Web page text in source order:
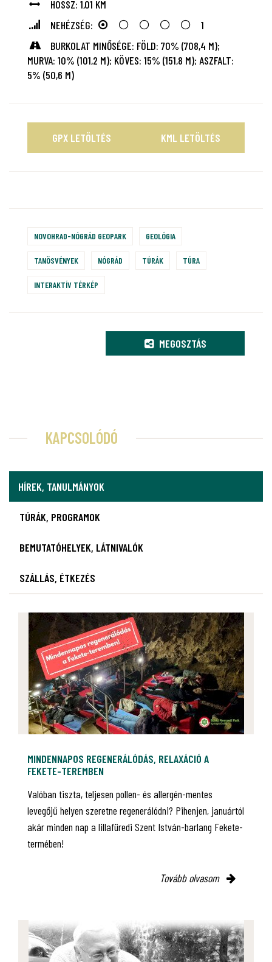
HOSSZ: 1,01 KM
NEHÉZSÉG:
1
BURKOLAT MINŐSÉGE: FÖLD: 70% (708,4 M);
MURVA: 10% (101,2 M); KÖVES: 15% (151,8 M); ASZFALT:
5% (50,6 M)
GPX LETÖLTÉS KML LETÖLTÉS
NOVOHRAD-NÓGRÁD GEOPARK GEOLÓGIA
TANÖSVÉNYEK NÓGRÁD TÚRÁK TÚRA
INTERAKTÍV TÉRKÉP
MEGOSZTÁS
KAPCSOLÓDÓ
HÍREK, TANULMÁNYOK
TÚRÁK, PROGRAMOK
BEMUTATÓHELYEK, LÁTNIVALÓK
SZÁLLÁS, ÉTKEZÉS
MINDENNAPOS REGENERÁLÓDÁS, RELAXÁCIÓ A
FEKETE-TEREMBEN
Valóban tiszta, teljesen pollen- és allergén-mentes
levegőjű helyen szeretne regenerálódni? Pihenjen, januártól
akár minden nap a lillafüredi Szent István-barlang Fekete-
termében!
Tovább olvasom